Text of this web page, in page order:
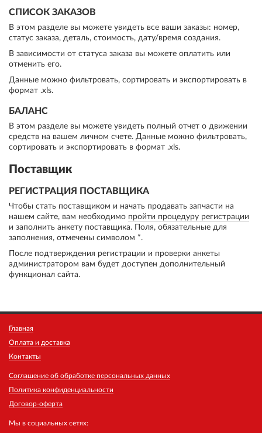
СПИСОК ЗАКАЗОВ
В этом разделе вы можете увидеть все ваши заказы: номер,
статус заказа, деталь, стоимость, дату/время создания.
В зависимости от статуса заказа вы можете оплатить или
отменить его.
Данные можно фильтровать, сортировать и экспортировать в
формат .xls.
БАЛАНС
В этом разделе вы можете увидеть полный отчет о движении
средств на вашем личном счете. Данные можно фильтровать,
сортировать и экспортировать в формат .xls.
Поставщик
РЕГИСТРАЦИЯ ПОСТАВЩИКА
Чтобы стать поставщиком и начать продавать запчасти на
нашем сайте, вам необходимо пройти процедуру регистрации
и заполнить анкету поставщика. Поля, обязательные для
заполнения, отмечены символом *.
После подтверждения регистрации и проверки анкеты
администратором вам будет доступен дополнительный
функционал сайта.
Главная
Оплата и доставка
Контакты
Соглашение об обработке персональных данных
Политика конфиденциальности
Договор-оферта
Мы в социальных сетях: